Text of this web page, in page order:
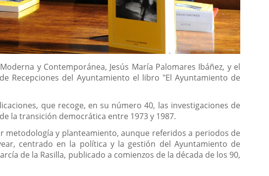
y Contemporánea, Jesús María Palomares Ibáñez, y el
Recepciones del Ayuntamiento el libro "El Ayuntamiento de
que recoge, en su número 40, las investigaciones de
la transición democrática entre 1973 y 1987.
metodología y planteamiento, aunque referidos a periodos de
centrado en la política y la gestión del Ayuntamiento de
de la Rasilla, publicado a comienzos de la década de los 90,